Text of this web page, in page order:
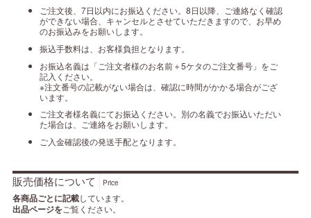
ご注文後、7日以内にお振込ください。8日以降、ご連絡なく確認
ができない場合、キャンセルとさせていただきますので、お早め
のお振込みをお願いします。
振込手数料は、お客様負担となります。
お振込名義は「ご注文者様のお名前＋5ケタのご注文番号」をご
記入ください。
※注文番号の記載がない場合は、確認に時間がかかる場合がござ
います。
ご注文者様名義にてお振込ください。別の名義でお振込いただい
た場合は、ご連絡をお願いします。
ご入金確認後の発送手配となります。
販売価格について Price
各商品ごとに記載しています。
出品ページをご覧ください。